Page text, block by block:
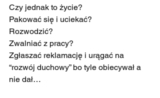
Czy jednak to życie?
Pakować się i uciekać?
Rozwodzić?
Zwalniać z pracy?
Zgłaszać reklamację i urągać na
“rozwój duchowy” bo tyle obiecywał a
nie dał…